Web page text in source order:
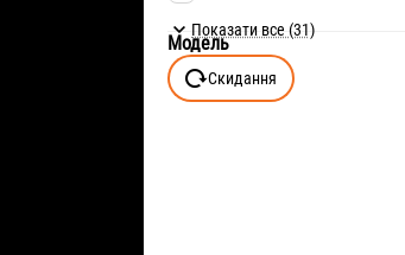
122 (6-7Y)
128 (7-8Y)
140 (9-10Y)
Показати все (31)
Модель
Скидання